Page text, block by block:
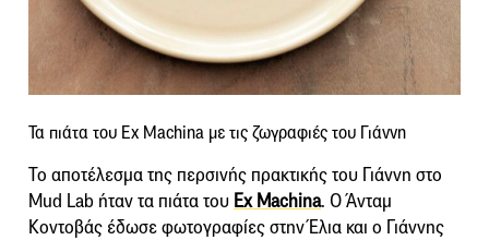
Τα πιάτα του Ex Machina με τις ζωγραφιές του Γιάννη
Το αποτέλεσμα της περσινής πρακτικής του Γιάννη στο
Mud Lab ήταν τα πιάτα του Ex Machina. O Άνταμ
Κοντοβάς έδωσε φωτογραφίες στην Έλια και ο Γιάννης